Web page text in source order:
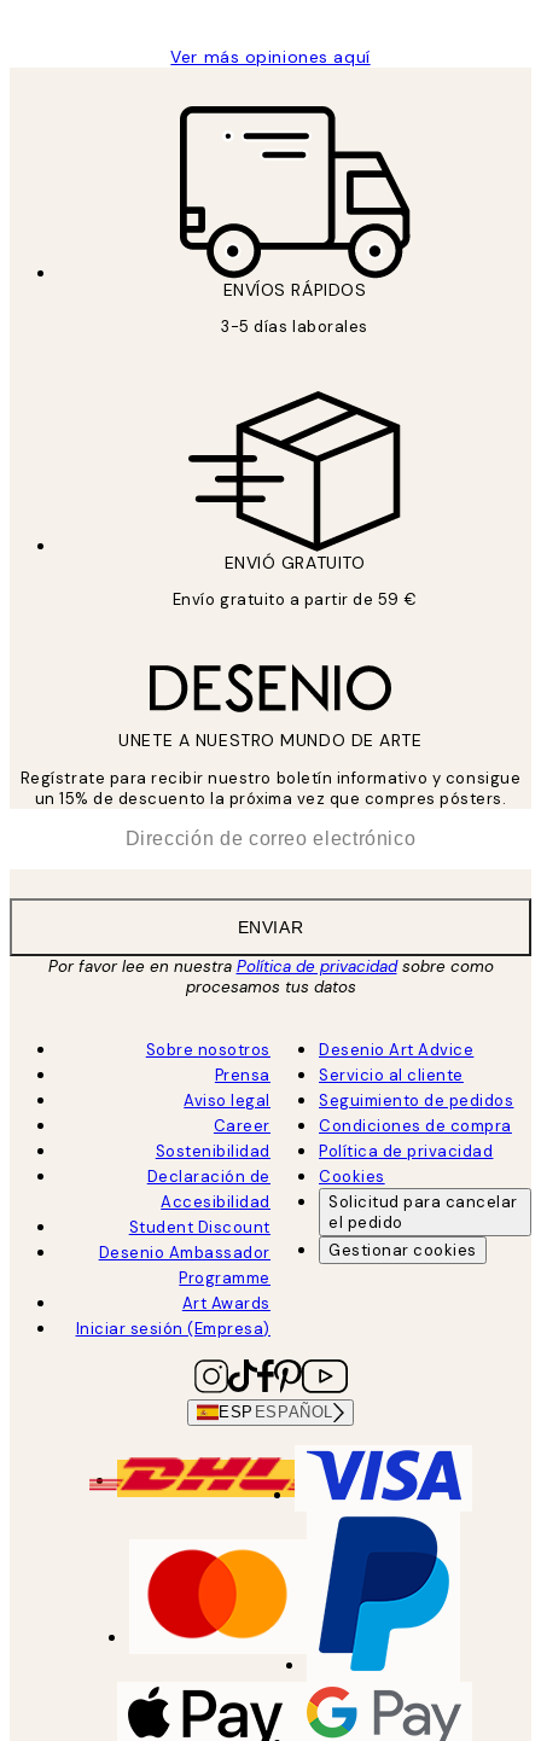
Ver más opiniones aquí
ENVÍOS RÁPIDOS
3-5 días laborales
ENVIÓ GRATUITO
Envío gratuito a partir de 59 €
UNETE A NUESTRO MUNDO DE ARTE
Regístrate para recibir nuestro boletín informativo y consigue
un 15% de descuento la próxima vez que compres pósters.
ENVIAR
Por favor lee en nuestra Política de privacidadsobre como
procesamos tus datos
Sobre nosotros
Prensa
Aviso legal
Career
Sostenibilidad
Declaración de
Accesibilidad
Student Discount
Desenio Ambassador
Programme
Art Awards
Iniciar sesión (Empresa)
Desenio Art Advice
Servicio al cliente
Seguimiento de pedidos
Condiciones de compra
Política de privacidad
Cookies
Solicitud para cancelar
el pedido
Gestionar cookies
ESP ESPAÑOL